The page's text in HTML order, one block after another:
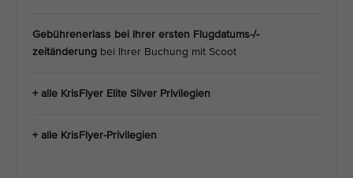
Gebührenerlass bei Ihrer ersten Flugdatums-/-
zeitänderung bei Ihrer Buchung mit Scoot
+ alle KrisFlyer Elite Silver Privilegien
+ alle KrisFlyer-Privilegien